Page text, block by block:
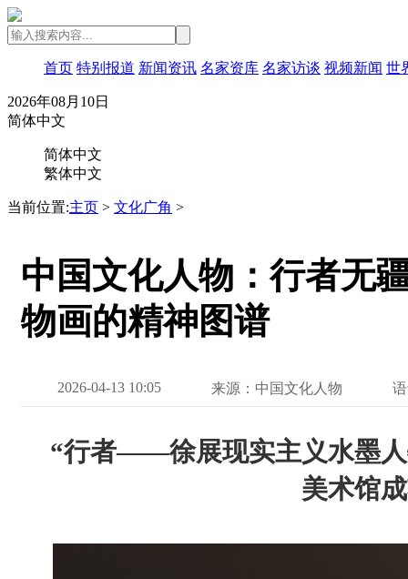
首页 特别报道 新闻资讯 名家资库 名家访谈 视频新闻 世
2026年08月10日
简体中文
简体中文
繁体中文
当前位置:主页 > 文化广角 >
中国文化人物：行者无
物画的精神图谱
2026-04-13 10:05 来源：中国文化人物
“行者——徐展现实主义水墨
美术馆